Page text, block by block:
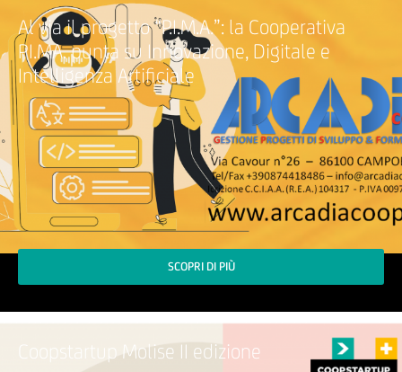
Al via il progetto “P.I.M.A.”: la Cooperativa
PI.MA. punta su Innovazione, Digitale e
Intelligenza Artificiale
SCOPRI DI PIÙ
Coopstartup Molise II edizione